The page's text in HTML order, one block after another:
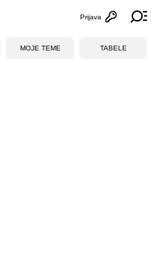
Otvori
Prijava
MOJE TEME TABELE